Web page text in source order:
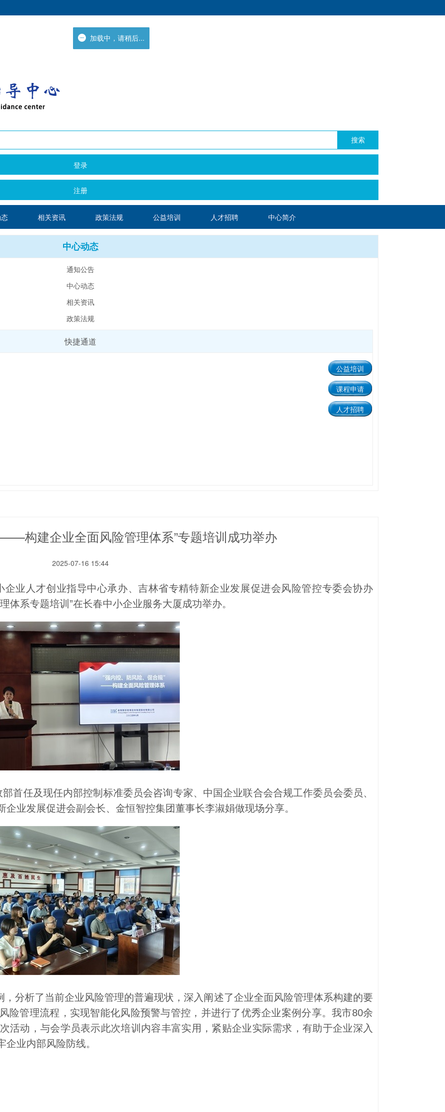
搜索
登录
注册
相关资讯 政策法规 公益培训 人才招聘 中心简介
中心动态
通知公告
中心动态
相关资讯
政策法规
快捷通道
公益培训
课程申请
人才招聘
构建企业全面风险管理体系”专题培训成功举办
2025-07-16 15:44
人才创业指导中心承办、吉林省专精特新企业发展促进会风险管控专委会协办
系专题培训”在长春中小企业服务大厦成功举办。
任及现任内部控制标准委员会咨询专家、中国企业联合会合规工作委员会委员、
业发展促进会副会长、金恒智控集团董事长李淑娟做现场分享。
析了当前企业风险管理的普遍现状，深入阐述了企业全面风险管理体系构建的要
险管理流程，实现智能化风险预警与管控，并进行了优秀企业案例分享。我市80余
活动，与会学员表示此次培训内容丰富实用，紧贴企业实际需求，有助于企业深入
业内部风险防线。
加载中，请稍后...
加载中，请稍后...